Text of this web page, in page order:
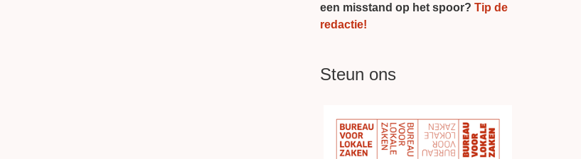
een misstand op het spoor? Tip de
redactie!
Steun ons